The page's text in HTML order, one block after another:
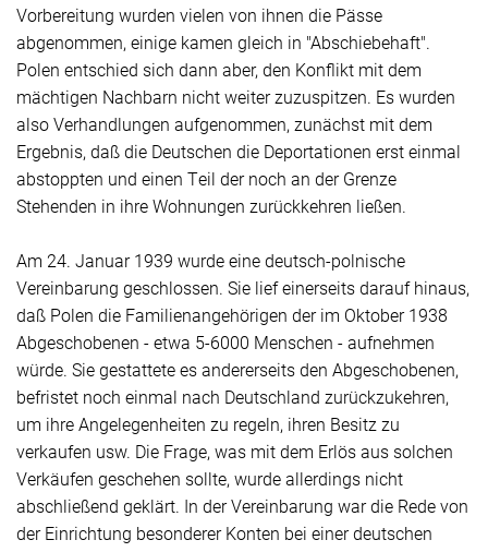
Vorbereitung wurden vielen von ihnen die Pässe
abgenommen, einige kamen gleich in "Abschiebehaft".
Polen entschied sich dann aber, den Konflikt mit dem
mächtigen Nachbarn nicht weiter zuzuspitzen. Es wurden
also Verhandlungen aufgenommen, zunächst mit dem
Ergebnis, daß die Deutschen die Deportationen erst einmal
abstoppten und einen Teil der noch an der Grenze
Stehenden in ihre Wohnungen zurückkehren ließen.
Am 24. Januar 1939 wurde eine deutsch-polnische
Vereinbarung geschlossen. Sie lief einerseits darauf hinaus,
daß Polen die Familienangehörigen der im Oktober 1938
Abgeschobenen - etwa 5-6000 Menschen - aufnehmen
würde. Sie gestattete es andererseits den Abgeschobenen,
befristet noch einmal nach Deutschland zurückzukehren,
um ihre Angelegenheiten zu regeln, ihren Besitz zu
verkaufen usw. Die Frage, was mit dem Erlös aus solchen
Verkäufen geschehen sollte, wurde allerdings nicht
abschließend geklärt. In der Vereinbarung war die Rede von
der Einrichtung besonderer Konten bei einer deutschen